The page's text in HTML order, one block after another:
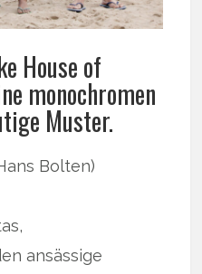
House of
monochromen
Muster.
Bolten)
ansässige